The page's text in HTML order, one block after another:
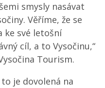
smysly nasávat
Věříme, že se
ke své letošní
cíl, a to Vysočinu,“
Tourism.
je dovolená na